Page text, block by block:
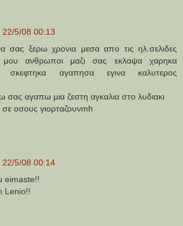
22/5/08 00:13
σας ξερω χρονια μεσα απο τις ηλ.σελιδες
μου ανθρωποι μαζι σας εκλαψα χαρηκα
σκεφτηκα αγαπησα εγινα καλυτερος
σας αγαπω μια ζεστη αγκαλια στο λυδιακι
οσους γιορταζουνmh
22/5/08 00:14
eimaste!!
Lenio!!